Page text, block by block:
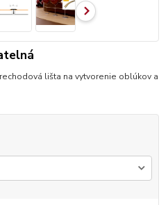
lišta na vytvorenie oblúkov a